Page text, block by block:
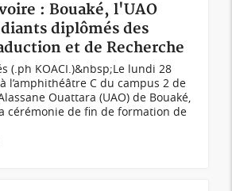
: Bouaké, l'UAO
diplômés des
et de Recherche
(.ph KOACI.)&nbsp;Le lundi 28
l’amphithéâtre C du campus 2 de
Ouattara (UAO) de Bouaké,
cérémonie de fin de formation de